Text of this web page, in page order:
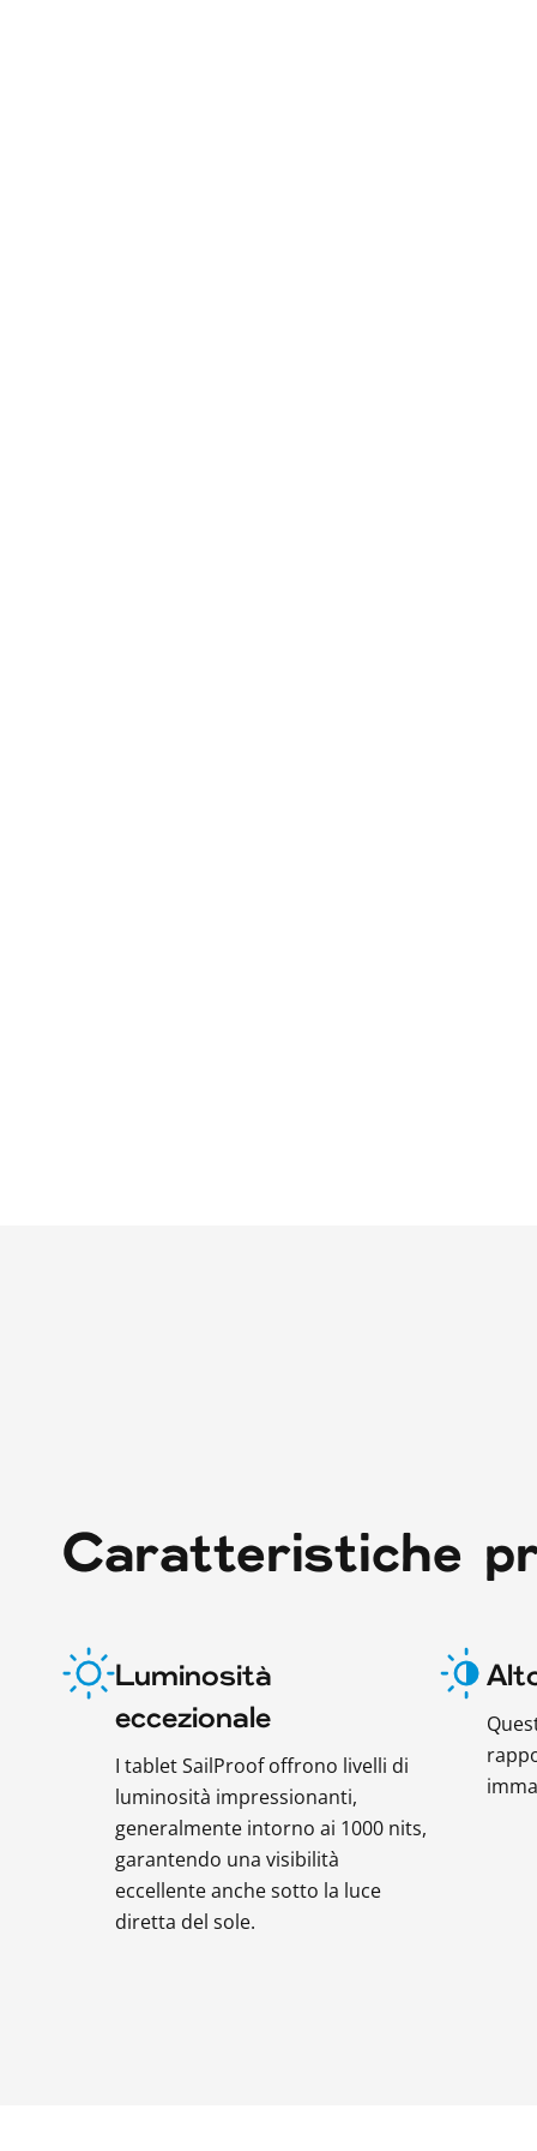
Caratteristiche
Luminosità
eccezionale
I tablet SailProof offrono livelli di
luminosità impressionanti,
generalmente intorno ai 1000 nits,
garantendo una visibilità
eccellente anche sotto la luce
diretta del sole.